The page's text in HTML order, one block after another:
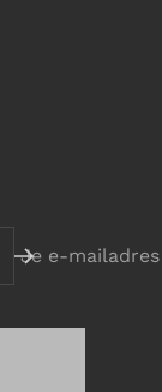
Je e-mailadres